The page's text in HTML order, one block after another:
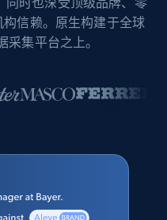
构信赖。原生构建于全球
采集平台之上。